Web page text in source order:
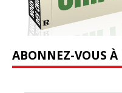
ABONNEZ-VOUS À